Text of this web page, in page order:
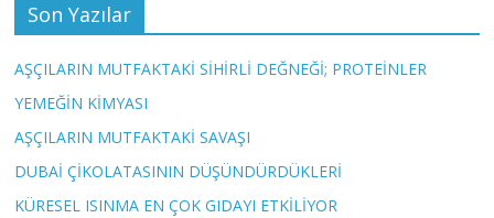
Son Yazılar
AŞÇILARIN MUTFAKTAKİ SİHİRLİ DEĞNEĞİ; PROTEİNLER
YEMEĞİN KİMYASI
AŞÇILARIN MUTFAKTAKİ SAVAŞI
DUBAİ ÇİKOLATASININ DÜŞÜNDÜRDÜKLERİ
KÜRESEL ISINMA EN ÇOK GIDAYI ETKİLİYOR